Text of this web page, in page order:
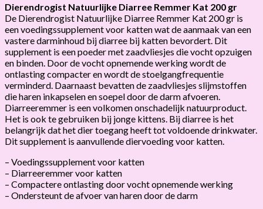
Dierendrogist Natuurlijke Diarree Remmer Kat 200 gr
De Dierendrogist Natuurlijke Diarree Remmer Kat 200 gr is
een voedingssupplement voor katten wat de aanmaak van een
vastere darminhoud bij diarree bij katten bevordert. Dit
supplement is een poeder met zaadvliesjes die vocht opzuigen
en binden. Door de vocht opnemende werking wordt de
ontlasting compacter en wordt de stoelgangfrequentie
verminderd. Daarnaast bevatten de zaadvliesjes slijmstoffen
die haren inkapselen en soepel door de darm afvoeren.
Diarreeremmer is een volkomen onschadelijk natuurproduct.
Het is ook te gebruiken bij jonge kittens. Bij diarree is het
belangrijk dat het dier toegang heeft tot voldoende drinkwater.
Dit supplement is aanvullende diervoeding voor katten.
– Voedingssupplement voor katten
– Diarreeremmer voor katten
– Compactere ontlasting door vocht opnemende werking
– Ondersteunt de afvoer van haren door de darm